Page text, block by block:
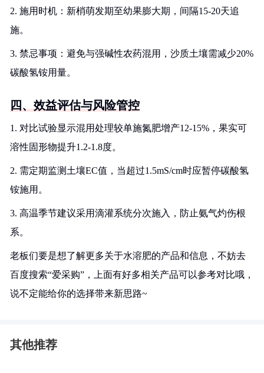
2. 施用时机：新梢萌发期至幼果膨大期，间隔15-20天追
施。
3. 禁忌事项：避免与强碱性农药混用，沙质土壤需减少20%
碳酸氢铵用量。
四、效益评估与风险管控
1. 对比试验显示混用处理较单施氮肥增产12-15%，果实可
溶性固形物提升1.2-1.8度。
2. 需定期监测土壤EC值，当超过1.5mS/cm时应暂停碳酸氢
铵施用。
3. 高温季节建议采用滴灌系统分次施入，防止氨气灼伤根
系。
老板们要是想了解更多关于水溶肥的产品和信息，不妨去
百度搜索“爱采购”，上面有好多相关产品可以参考对比哦，
说不定能给你的选择带来新思路~
其他推荐